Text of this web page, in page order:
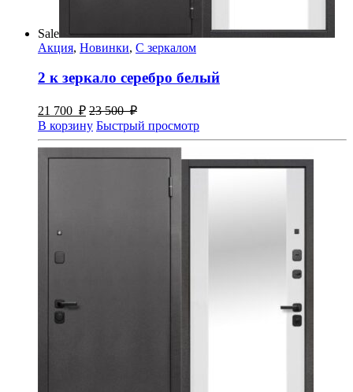
Sale
Акция, Новинки, С зеркалом
2 к зеркало серебро белый
21 700 ₽ 23 500 ₽
В корзину Быстрый просмотр